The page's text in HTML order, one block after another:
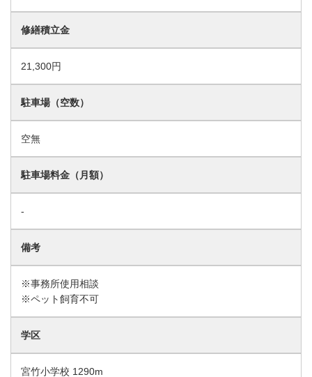
修繕積立金
21,300円
駐車場（空数）
空無
駐車場料金（月額）
-
備考
※事務所使用相談
※ペット飼育不可
学区
宮竹小学校 1290m